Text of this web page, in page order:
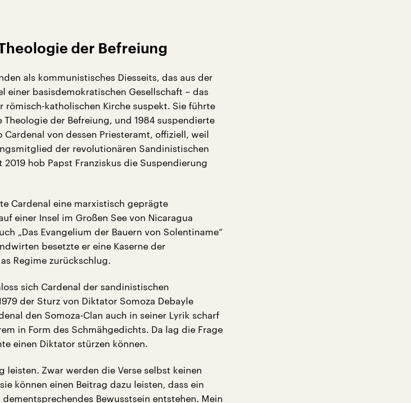
der Befreiung
als kommunistisches Diesseits, das aus der
einer basisdemokratischen Gesellschaft – das
römisch-katholischen Kirche suspekt. Sie führte
Theologie der Befreiung, und 1984 suspendierte
Cardenal von dessen Priesteramt, offiziell, weil
der revolutionären Sandinistischen
2019 hob Papst Franziskus die Suspendierung
Cardenal eine marxistisch geprägte
einer Insel im Großen See von Nicaragua
„Das Evangelium der Bauern von Solentiname“
besetzte er eine Kaserne der
Regime zurückschlug.
sich Cardenal der sandinistischen
der Sturz von Diktator Somoza Debayle
den Somoza-Clan auch in seiner Lyrik scharf
in Form des Schmähgedichts. Da lag die Frage
einen Diktator stürzen können.
leisten. Zwar werden die Verse selbst keinen
können einen Beitrag dazu leisten, dass ein
Bewusstsein entstehen. Mein